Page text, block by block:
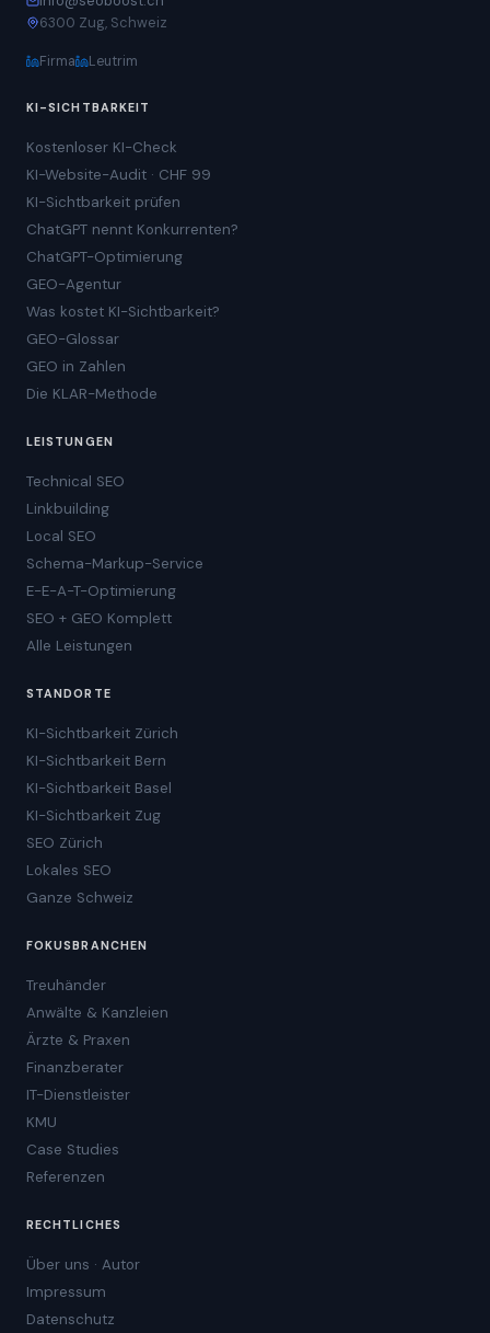
6300 Zug, Schweiz
Firma Leutrim
KI-SICHTBARKEIT
Kostenloser KI-Check
KI-Website-Audit · CHF 99
KI-Sichtbarkeit prüfen
ChatGPT nennt Konkurrenten?
ChatGPT-Optimierung
GEO-Agentur
Was kostet KI-Sichtbarkeit?
GEO-Glossar
GEO in Zahlen
Die KLAR-Methode
LEISTUNGEN
Technical SEO
Linkbuilding
Local SEO
Schema-Markup-Service
E-E-A-T-Optimierung
SEO + GEO Komplett
Alle Leistungen
STANDORTE
KI-Sichtbarkeit Zürich
KI-Sichtbarkeit Bern
KI-Sichtbarkeit Basel
KI-Sichtbarkeit Zug
SEO Zürich
Lokales SEO
Ganze Schweiz
FOKUSBRANCHEN
Treuhänder
Anwälte & Kanzleien
Ärzte & Praxen
Finanzberater
IT-Dienstleister
KMU
Case Studies
Referenzen
RECHTLICHES
Über uns · Autor
Impressum
Datenschutz